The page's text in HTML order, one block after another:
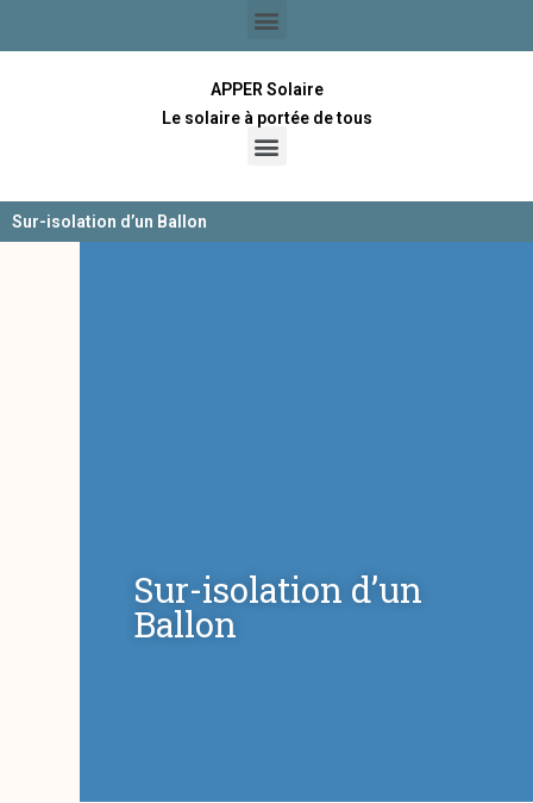
APPER Solaire
Le solaire à portée de tous
Sur-isolation d’un Ballon
Sur-isolation d’un
Ballon